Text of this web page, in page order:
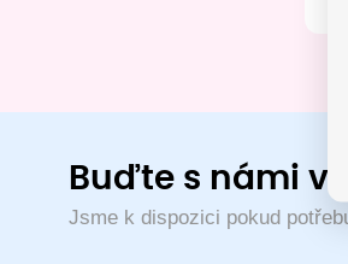
Buďte s námi v
Jsme k dispozici pokud